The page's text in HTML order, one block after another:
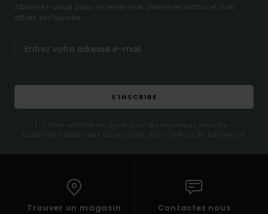
Abonnez-vous pour recevoir nos dernières actus et nos
offres exclusives.
S'INSCRIRE
(*) Offre valable en ligne pour les nouveaux inscrits -
Conditions détaillées disponibles dans l'email de bienvenue
Trouver un magasin Contactez nous